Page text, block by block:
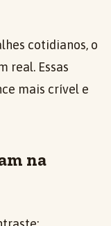
cotidianos, o
real. Essas
mais crível e
na